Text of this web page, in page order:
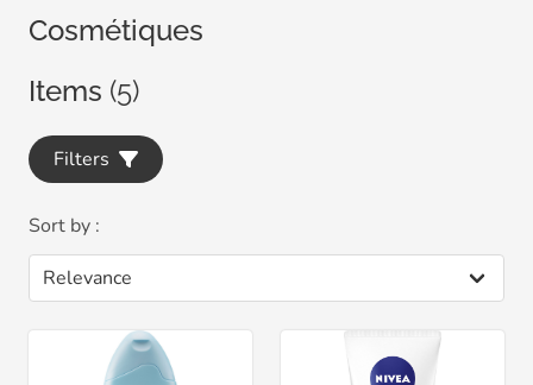
Cosmétiques
Items (5)
Filters
Sort by :